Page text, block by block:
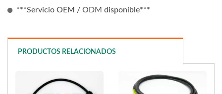
***Servicio OEM / ODM disponible***
PRODUCTOS RELACIONADOS